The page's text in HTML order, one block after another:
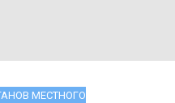
МЕСТНОГО